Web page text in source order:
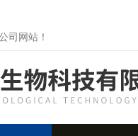
司网站！